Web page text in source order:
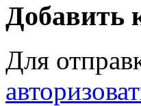
Добавить
Для